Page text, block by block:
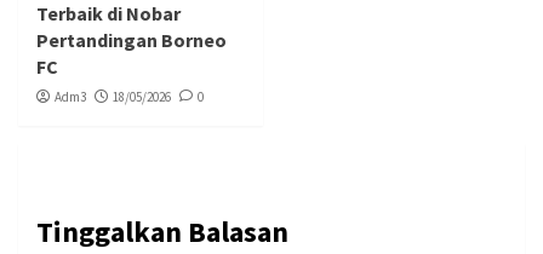
Terbaik di Nobar
Pertandingan Borneo
FC
Adm3 18/05/2026 0
Tinggalkan Balasan